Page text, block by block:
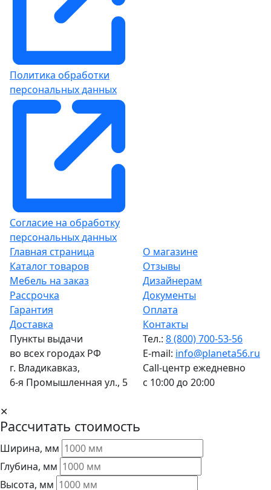
Политика обработки
персональных данных
Согласие на обработку
персональных данных
Главная страница
Каталог товаров
Мебель на заказ
Рассрочка
Гарантия
О магазине
Отзывы
Дизайнерам
Документы
Оплата
Доставка
Пункты выдачи
во всех городах РФ
г. Владикавказ,
6-я Промышленная ул., 5
Контакты
Тел.: 8 (800) 700-53-56
E-mail: info@planeta56.ru
Call-центр ежедневно
с 10:00 до 20:00
✕
Рассчитать стоимость
Ширина, мм
Глубина, мм
Высота, мм